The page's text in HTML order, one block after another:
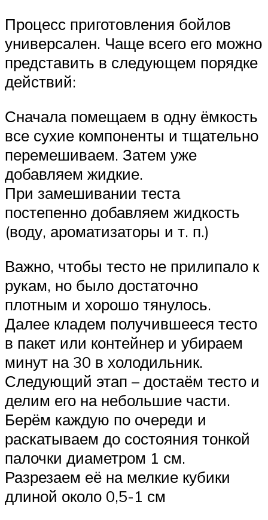
Процесс приготовления бойлов
универсален. Чаще всего его можно
представить в следующем порядке
действий:
Сначала помещаем в одну ёмкость
все сухие компоненты и тщательно
перемешиваем. Затем уже
добавляем жидкие.
При замешивании теста
постепенно добавляем жидкость
(воду, ароматизаторы и т. п.)
Важно, чтобы тесто не прилипало к
рукам, но было достаточно
плотным и хорошо тянулось.
Далее кладем получившееся тесто
в пакет или контейнер и убираем
минут на 30 в холодильник.
Следующий этап – достаём тесто и
делим его на небольшие части.
Берём каждую по очереди и
раскатываем до состояния тонкой
палочки диаметром 1 см.
Разрезаем её на мелкие кубики
длиной около 0,5-1 см